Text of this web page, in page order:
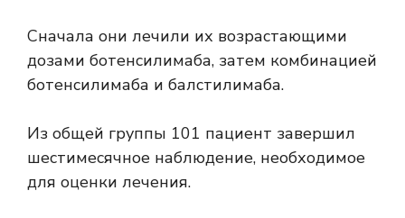
Сначала они лечили их возрастающими
дозами ботенсилимаба, затем комбинацией
ботенсилимаба и балстилимаба.
Из общей группы 101 пациент завершил
шестимесячное наблюдение, необходимое
для оценки лечения.